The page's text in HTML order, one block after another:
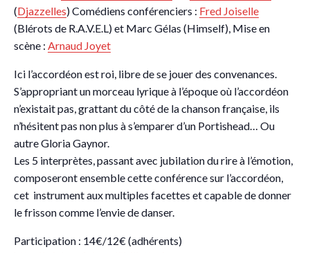
(Djazzelles) Comédiens conférenciers : Fred Joiselle
(Blérots de R.A.V.E.L) et Marc Gélas (Himself), Mise en
scène : Arnaud Joyet
Ici l’accordéon est roi, libre de se jouer des convenances.
S’appropriant un morceau lyrique à l’époque où l’accordéon
n’existait pas, grattant du côté de la chanson française, ils
n’hésitent pas non plus à s’emparer d’un Portishead… Ou
autre Gloria Gaynor.
Les 5 interprètes, passant avec jubilation du rire à l’émotion,
composeront ensemble cette conférence sur l’accordéon,
cet instrument aux multiples facettes et capable de donner
le frisson comme l’envie de danser.
Participation : 14€/12€ (adhérents)